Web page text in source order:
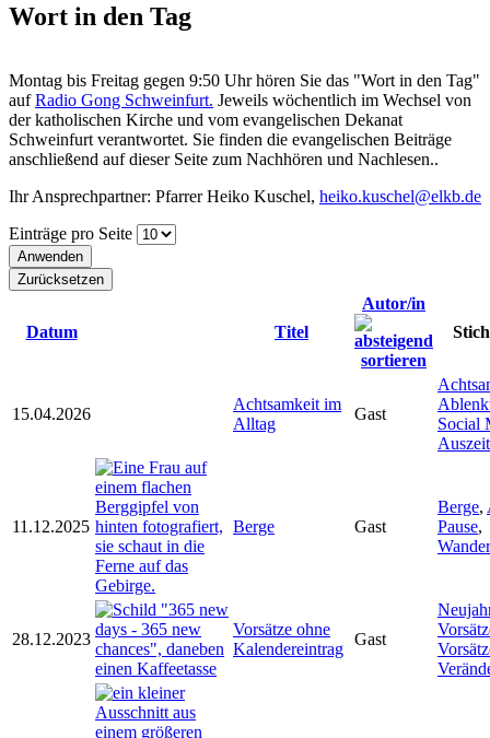
Wort in den Tag
Montag bis Freitag gegen 9:50 Uhr hören Sie das "Wort in den Tag"
aufRadio Gong Schweinfurt. Jeweils wöchentlich im Wechsel von
der katholischen Kirche und vom evangelischen Dekanat
Schweinfurt verantwortet. Sie finden die evangelischen Beiträge
anschließend auf dieser Seite zum Nachhören und Nachlesen..
Ihr Ansprechpartner: Pfarrer Heiko Kuschel, heiko.kuschel@elkb.de
Einträge pro Seite
Datum Titel
Autor/in
15.04.2026
Achtsamkeit im
Alltag
Gast
Social
Auszeit
11.12.2025 Berge Gast
Berge,
Pause,
28.12.2023
Vorsätze ohne
Kalendereintrag
Gast